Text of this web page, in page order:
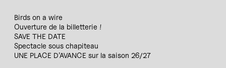
Birds on a wire
Ouverture de la billetterie !
SAVE THE DATE
Spectacle sous chapiteau
UNE PLACE D’AVANCE sur la saison 26/27